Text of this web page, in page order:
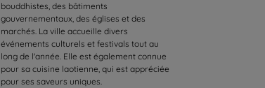
bouddhistes, des bâtiments
gouvernementaux, des églises et des
marchés. La ville accueille divers
événements culturels et festivals tout au
long de l'année. Elle est également connue
pour sa cuisine laotienne, qui est appréciée
pour ses saveurs uniques.